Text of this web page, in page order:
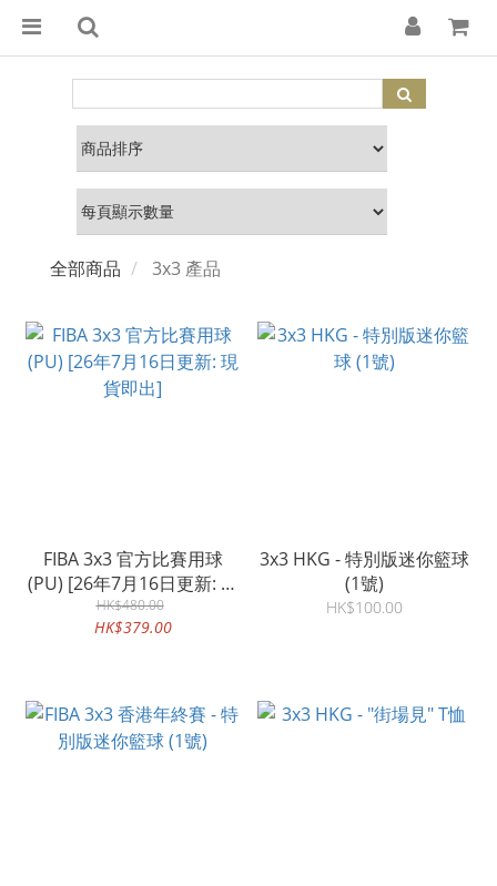
全部商品 3x3 產品
FIBA 3x3 官方比賽用球
(PU) [26年7月16日更新: 現
貨即出]
HK$480.00
HK$379.00
3x3 HKG - 特別版迷你籃球
(1號)
HK$100.00